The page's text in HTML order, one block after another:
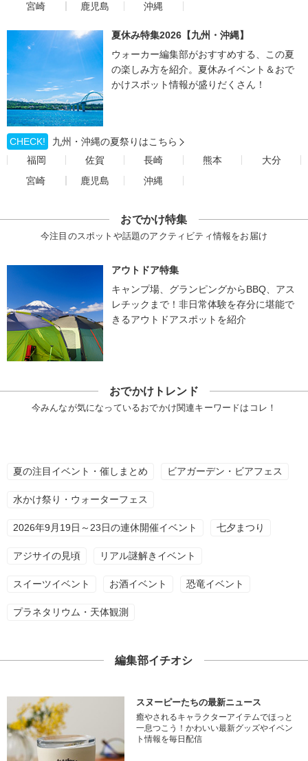
宮崎
鹿児島 沖縄
夏休み特集2026【九州・沖縄】
ウォーカー編集部がおすすめする、この夏
の楽しみ方を紹介。夏休みイベント＆おで
かけスポット情報が盛りだくさん！
CHECK!
九州・沖縄の夏祭りはこちら
福岡
佐賀 長崎 熊本
大分
宮崎
鹿児島 沖縄
おでかけ特集
今注目のスポットや話題のアクティビティ情報をお届け
アウトドア特集
キャンプ場、グランピングからBBQ、アス
レチックまで！非日常体験を存分に堪能で
きるアウトドアスポットを紹介
おでかけトレンド
今みんなが気になっているおでかけ関連キーワードはコレ！
夏の注目イベント・催しまとめ ビアガーデン・ビアフェス
水かけ祭り・ウォーターフェス
2026年9月19日～23日の連休開催イベント 七夕まつり
アジサイの見頃 リアル謎解きイベント
スイーツイベント お酒イベント 恐竜イベント
プラネタリウム・天体観測
編集部イチオシ
スヌーピーたちの最新ニュース
癒やされるキャラクターアイテムでほっと
一息つこう！かわいい最新グッズやイベン
ト情報を毎日配信